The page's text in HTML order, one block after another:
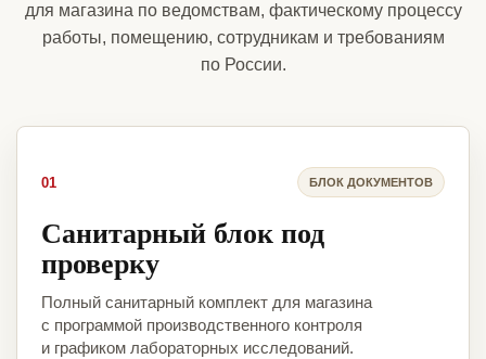
для магазина по ведомствам, фактическому процессу
работы, помещению, сотрудникам и требованиям
по России.
01 БЛОК ДОКУМЕНТОВ
Санитарный блок под
проверку
Полный санитарный комплект для магазина
с программой производственного контроля
и графиком лабораторных исследований.